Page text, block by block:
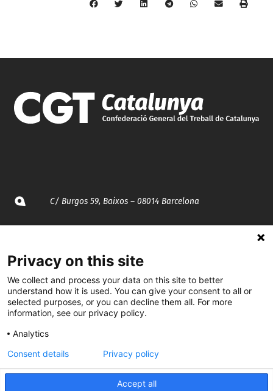
C/ Burgos 59, Baixos – 08014 Barcelona
935 120 481
@CGTCatalunya
cgtcatalunya
Privacy on this site
We collect and process your data on this site to better
understand how it is used. You can give your consent to all or
selected purposes, or you can decline them all. For more
information, see our privacy policy.
Analytics
Accept all
Consent details Privacy policy